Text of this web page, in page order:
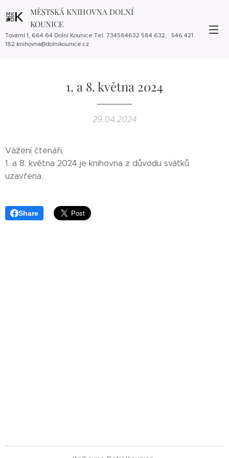
MĚSTSKÁ KNIHOVNA DOLNÍ
KOUNICE
Tovární 1, 664 64 Dolní Kounice Tel: 734584632 584 632, 546 421
182 knihovna@dolnikounice.cz
1. a 8. května 2024
29.04.2024
Vážení čtenáři,
1. a 8. května 2024 je knihovna z důvodu svátků
uzavřena.
Share